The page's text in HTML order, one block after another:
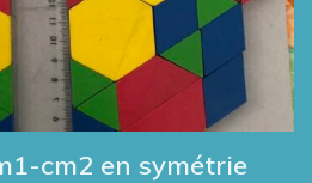
cm2 en symétrie